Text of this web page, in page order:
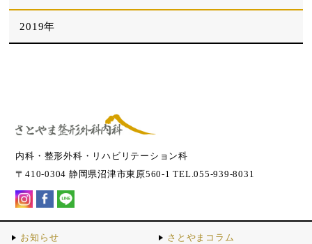
2019年
内科・整形外科・リハビリテーション科
〒410-0304 静岡県沼津市東原560-1 TEL.055-939-8031
お知らせ さとやまコラム